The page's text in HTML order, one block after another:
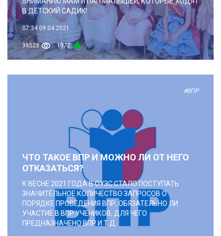
В ДЕТСКИЙ САДИК!
07:34 09.04.2021
38528 1972
#ВПР
ЧТО ТАКОЕ ВПР И МОЖНО ЛИ ОТ НЕГО
ОТКАЗАТЬСЯ?
К ВЕСНЕ 2021 ГОДА В ОУЗС СТАЛО ПОСТУПАТЬ
ЗНАЧИТЕЛЬНОЕ КОЛИЧЕСТВО ЗАПРОСОВ О
ПОРЯДКЕ ПРОВЕДЕНИЯ ВПР, ОБЯЗАТЕЛЬНО ЛИ
УЧАСТИЕ В ВПР УЧЕНИКОВ, ДЛЯ ЧЕГО
ПРЕДНАЗНАЧЕНО ВПР И Т.Д.